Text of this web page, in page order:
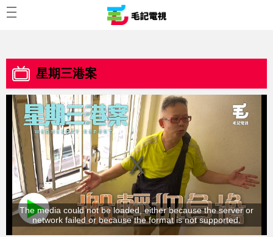
星期三港案
The media could not be loaded, either because the server or
network failed or because the format is not supported.